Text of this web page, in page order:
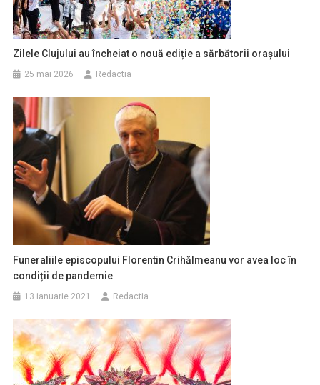
Zilele Clujului au încheiat o nouă ediție a sărbătorii orașului
25 mai 2026 Redactia
Funeraliile episcopului Florentin Crihălmeanu vor avea loc în
condiții de pandemie
13 ianuarie 2021 Redactia